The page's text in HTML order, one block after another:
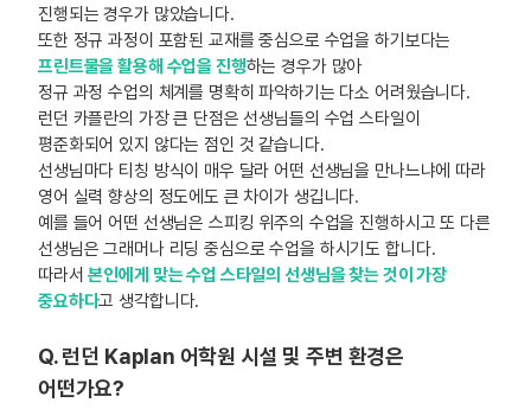
진행되는 경우가 많았습니다.
또한 정규 과정이 포함된 교재를 중심으로 수업을 하기보다는
프린트물을 활용해 수업을 진행하는 경우가 많아
정규 과정 수업의 체계를 명확히 파악하기는 다소 어려웠습니다.
런던 카플란의 가장 큰 단점은 선생님들의 수업 스타일이
평준화되어 있지 않다는 점인 것 같습니다.
선생님마다 티칭 방식이 매우 달라 어떤 선생님을 만나느냐에 따라
영어 실력 향상의 정도에도 큰 차이가 생깁니다.
예를 들어 어떤 선생님은 스피킹 위주의 수업을 진행하시고 또 다른
선생님은 그래머나 리딩 중심으로 수업을 하시기도 합니다.
따라서본인에게 맞는 수업 스타일의 선생님을 찾는 것이 가장
중요하다고 생각합니다.
Q. 런던 Kaplan 어학원 시설 및 주변 환경은
어떤가요?